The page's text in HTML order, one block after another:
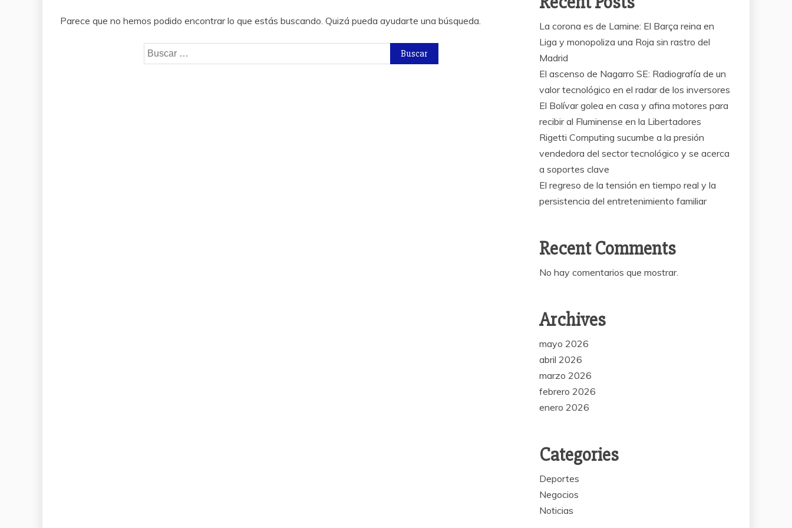
Parece que no hemos podido encontrar lo que estás buscando. Quizá pueda ayudarte una búsqueda.
Buscar:
La corona es de Lamine: El Barça reina en
Liga y monopoliza una Roja sin rastro del
Madrid
El ascenso de Nagarro SE: Radiografía de un
valor tecnológico en el radar de los inversores
El Bolívar golea en casa y afina motores para
recibir al Fluminense en la Libertadores
Rigetti Computing sucumbe a la presión
vendedora del sector tecnológico y se acerca
a soportes clave
El regreso de la tensión en tiempo real y la
persistencia del entretenimiento familiar
Recent Comments
No hay comentarios que mostrar.
Archives
mayo 2026
abril 2026
marzo 2026
febrero 2026
enero 2026
Categories
Deportes
Negocios
Noticias